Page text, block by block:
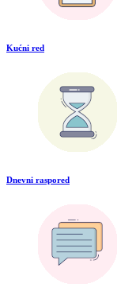
Kućni red
Dnevni raspored